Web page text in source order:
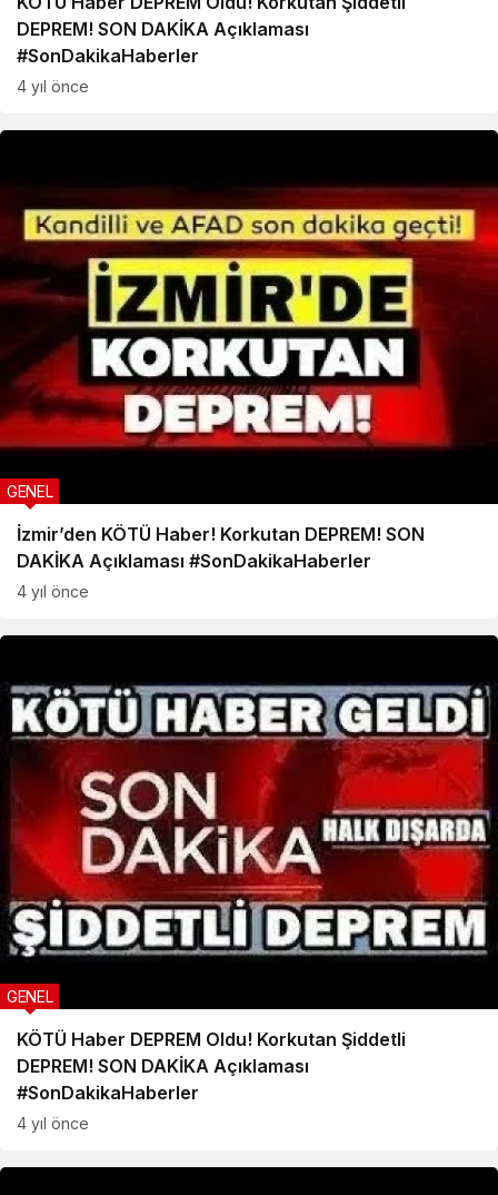
DEPREM! SON DAKİKA Açıklaması
#SonDakikaHaberler
4 yıl önce
İzmir’den KÖTÜ Haber! Korkutan DEPREM! SON
DAKİKA Açıklaması #SonDakikaHaberler
GENEL
4 yıl önce
KÖTÜ Haber DEPREM Oldu! Korkutan Şiddetli
DEPREM! SON DAKİKA Açıklaması
#SonDakikaHaberler
GENEL
4 yıl önce